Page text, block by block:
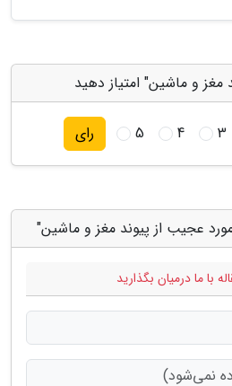
3
4
5 رای
با ما درمیان بگذارید